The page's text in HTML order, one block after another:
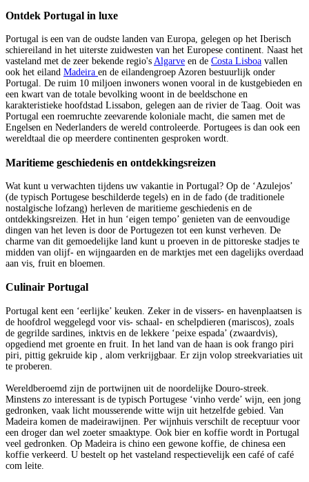
Ontdek Portugal in luxe
Portugal is een van de oudste landen van Europa, gelegen op het Iberisch
schiereiland in het uiterste zuidwesten van het Europese continent. Naast het
vasteland met de zeer bekende regio's Algarve en de Costa Lisboa vallen
ook het eiland Madeira en de eilandengroep Azoren bestuurlijk onder
Portugal. De ruim 10 miljoen inwoners wonen vooral in de kustgebieden en
een kwart van de totale bevolking woont in de beeldschone en
karakteristieke hoofdstad Lissabon, gelegen aan de rivier de Taag. Ooit was
Portugal een roemruchte zeevarende koloniale macht, die samen met de
Engelsen en Nederlanders de wereld controleerde. Portugees is dan ook een
wereldtaal die op meerdere continenten gesproken wordt.
Maritieme geschiedenis en ontdekkingsreizen
Wat kunt u verwachten tijdens uw vakantie in Portugal? Op de ‘Azulejos’
(de typisch Portugese beschilderde tegels) en in de fado (de traditionele
nostalgische lofzang) herleven de maritieme geschiedenis en de
ontdekkingsreizen. Het in hun ‘eigen tempo’ genieten van de eenvoudige
dingen van het leven is door de Portugezen tot een kunst verheven. De
charme van dit gemoedelijke land kunt u proeven in de pittoreske stadjes te
midden van olijf- en wijngaarden en de marktjes met een dagelijks overdaad
aan vis, fruit en bloemen.
Culinair Portugal
Portugal kent een ‘eerlijke’ keuken. Zeker in de vissers- en havenplaatsen is
de hoofdrol weggelegd voor vis- schaal- en schelpdieren (mariscos), zoals
de gegrilde sardines, inktvis en de lekkere ‘peixe espada’ (zwaardvis),
opgediend met groente en fruit. In het land van de haan is ook frango piri
piri, pittig gekruide kip , alom verkrijgbaar. Er zijn volop streekvariaties uit
te proberen.
Wereldberoemd zijn de portwijnen uit de noordelijke Douro-streek.
Minstens zo interessant is de typisch Portugese ‘vinho verde’ wijn, een jong
gedronken, vaak licht mousserende witte wijn uit hetzelfde gebied. Van
Madeira komen de madeirawijnen. Per wijnhuis verschilt de receptuur voor
een droger dan wel zoeter smaaktype. Ook bier en koffie wordt in Portugal
veel gedronken. Op Madeira is chino een gewone koffie, de chinesa een
koffie verkeerd. U bestelt op het vasteland respectievelijk een café of café
com leite.